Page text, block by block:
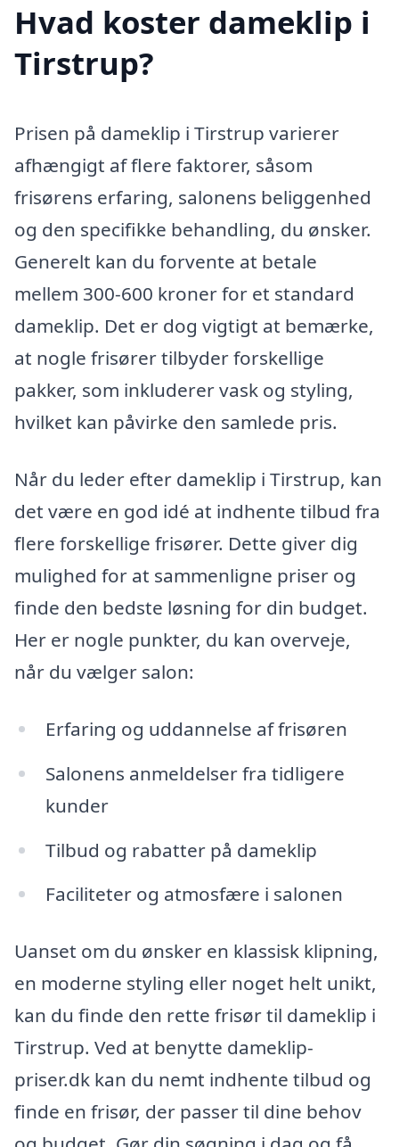
Hvad koster dameklip i
Tirstrup?
Prisen på dameklip i Tirstrup varierer
afhængigt af flere faktorer, såsom
frisørens erfaring, salonens beliggenhed
og den specifikke behandling, du ønsker.
Generelt kan du forvente at betale
mellem 300-600 kroner for et standard
dameklip. Det er dog vigtigt at bemærke,
at nogle frisører tilbyder forskellige
pakker, som inkluderer vask og styling,
hvilket kan påvirke den samlede pris.
Når du leder efter dameklip i Tirstrup, kan
det være en god idé at indhente tilbud fra
flere forskellige frisører. Dette giver dig
mulighed for at sammenligne priser og
finde den bedste løsning for din budget.
Her er nogle punkter, du kan overveje,
når du vælger salon:
Erfaring og uddannelse af frisøren
Salonens anmeldelser fra tidligere
kunder
Tilbud og rabatter på dameklip
Faciliteter og atmosfære i salonen
Uanset om du ønsker en klassisk klipning,
en moderne styling eller noget helt unikt,
kan du finde den rette frisør til dameklip i
Tirstrup. Ved at benytte dameklip-
priser.dk kan du nemt indhente tilbud og
finde en frisør, der passer til dine behov